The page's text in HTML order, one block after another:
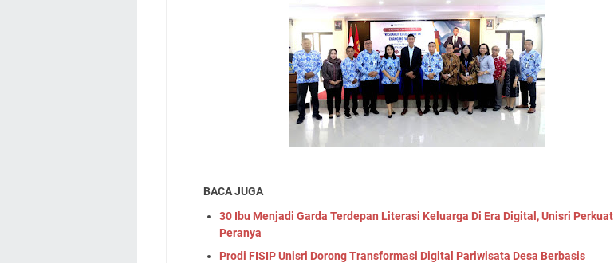
BACA JUGA
30 Ibu Menjadi Garda Terdepan Literasi Keluarga Di Era Digital, Unisri Perkuat
Peranya
Prodi FISIP Unisri Dorong Transformasi Digital Pariwisata Desa Berbasis